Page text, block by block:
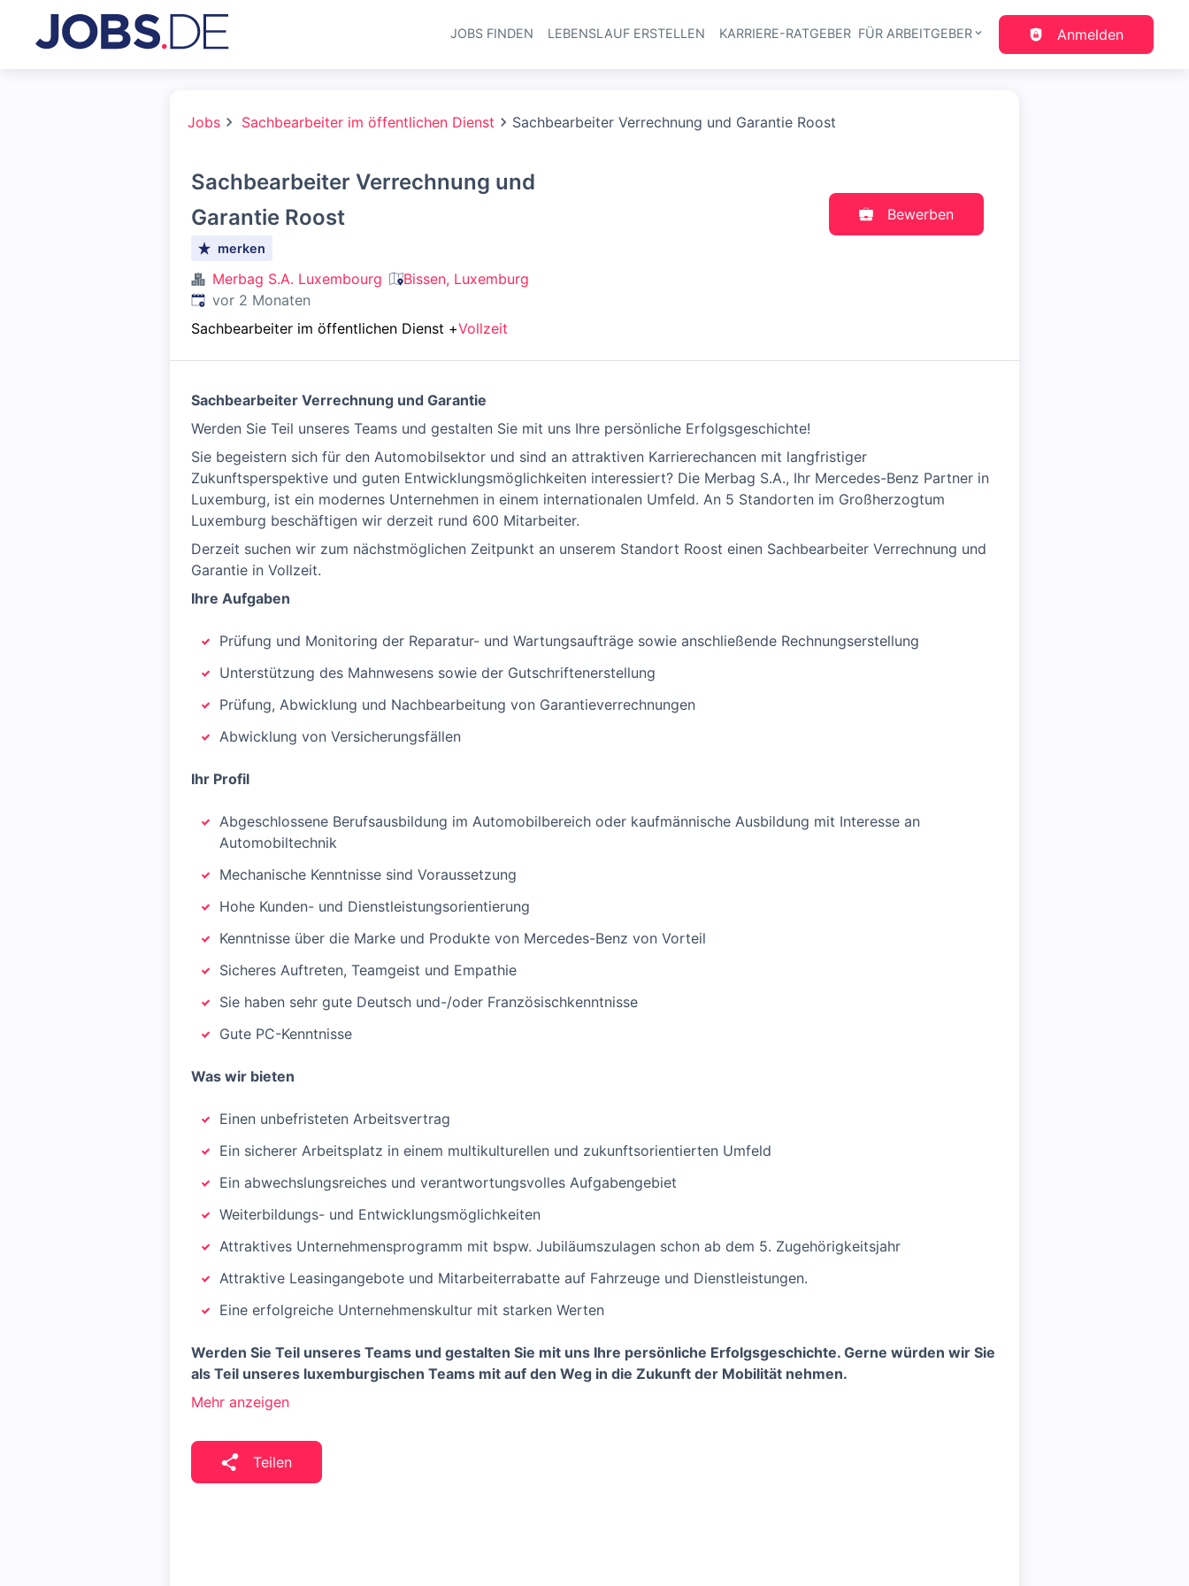
Haupt-Navigation
JOBS FINDEN LEBENSLAUF ERSTELLEN KARRIERE-RATGEBER FÜR ARBEITGEBER Anmelden
Jobs Sachbearbeiter im öffentlichen Dienst Sachbearbeiter Verrechnung und Garantie Roost
Sachbearbeiter Verrechnung und
Garantie Roost
merken
Merbag S.A. Luxembourg
Bissen, Luxemburg
Veröffentlicht:
vor 2 Monaten
Sachbearbeiter im öffentlichen Dienst +Vollzeit
Bewerben
Sachbearbeiter Verrechnung und Garantie
Werden Sie Teil unseres Teams und gestalten Sie mit uns Ihre persönliche Erfolgsgeschichte!
Sie begeistern sich für den Automobilsektor und sind an attraktiven Karrierechancen mit langfristiger
Zukunftsperspektive und guten Entwicklungsmöglichkeiten interessiert? Die Merbag S.A., Ihr Mercedes-Benz Partner in
Luxemburg, ist ein modernes Unternehmen in einem internationalen Umfeld. An 5 Standorten im Großherzogtum
Luxemburg beschäftigen wir derzeit rund 600 Mitarbeiter.
Derzeit suchen wir zum nächstmöglichen Zeitpunkt an unserem Standort Roost einen Sachbearbeiter Verrechnung und
Garantie in Vollzeit.
Ihre Aufgaben
Prüfung und Monitoring der Reparatur- und Wartungsaufträge sowie anschließende Rechnungserstellung
Unterstützung des Mahnwesens sowie der Gutschriftenerstellung
Prüfung, Abwicklung und Nachbearbeitung von Garantieverrechnungen
Abwicklung von Versicherungsfällen
Ihr Profil
Abgeschlossene Berufsausbildung im Automobilbereich oder kaufmännische Ausbildung mit Interesse an
Automobiltechnik
Mechanische Kenntnisse sind Voraussetzung
Hohe Kunden- und Dienstleistungsorientierung
Kenntnisse über die Marke und Produkte von Mercedes-Benz von Vorteil
Sicheres Auftreten, Teamgeist und Empathie
Sie haben sehr gute Deutsch und-/oder Französischkenntnisse
Gute PC-Kenntnisse
Was wir bieten
Einen unbefristeten Arbeitsvertrag
Ein sicherer Arbeitsplatz in einem multikulturellen und zukunftsorientierten Umfeld
Ein abwechslungsreiches und verantwortungsvolles Aufgabengebiet
Weiterbildungs- und Entwicklungsmöglichkeiten
Attraktives Unternehmensprogramm mit bspw. Jubiläumszulagen schon ab dem 5. Zugehörigkeitsjahr
Attraktive Leasingangebote und Mitarbeiterrabatte auf Fahrzeuge und Dienstleistungen.
Eine erfolgreiche Unternehmenskultur mit starken Werten
Werden Sie Teil unseres Teams und gestalten Sie mit uns Ihre persönliche Erfolgsgeschichte. Gerne würden wir Sie
als Teil unseres luxemburgischen Teams mit auf den Weg in die Zukunft der Mobilität nehmen.
Mehr anzeigen
Teilen